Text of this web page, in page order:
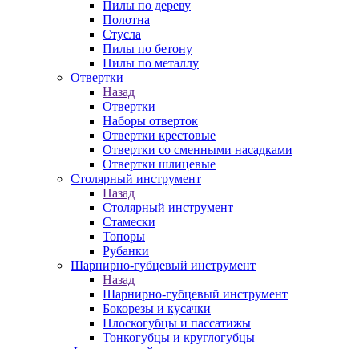
Пилы по дереву
Полотна
Стусла
Пилы по бетону
Пилы по металлу
Отвертки
Назад
Отвертки
Наборы отверток
Отвертки крестовые
Отвертки со сменными насадками
Отвертки шлицевые
Столярный инструмент
Назад
Столярный инструмент
Стамески
Топоры
Рубанки
Шарнирно-губцевый инструмент
Назад
Шарнирно-губцевый инструмент
Бокорезы и кусачки
Плоскогубцы и пассатижы
Тонкогубцы и круглогубцы